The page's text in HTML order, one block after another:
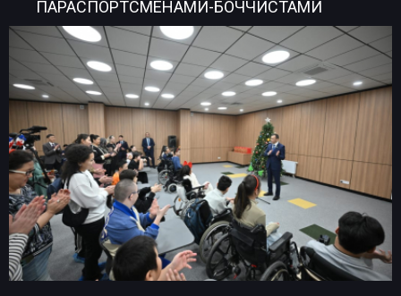
ПАРАСПОРТСМЕНАМИ-БОЧЧИСТАМИ